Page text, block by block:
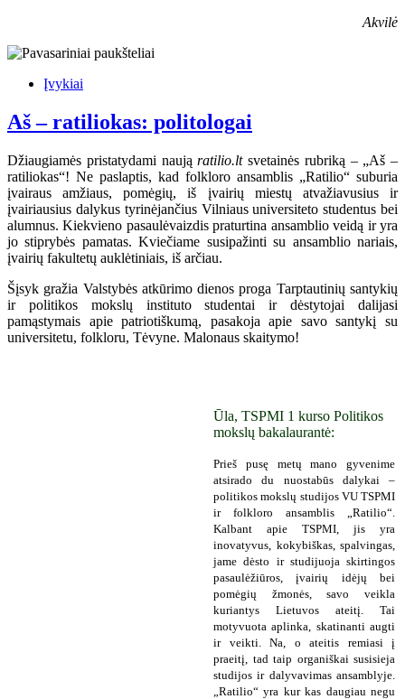
Akvilė
Įvykiai
Aš – ratiliokas: politologai
Džiaugiamės pristatydami naująratilio.ltsvetainės rubriką – „Aš –
ratiliokas“! Ne paslaptis, kad folkloro ansamblis „Ratilio“ suburia
įvairaus amžiaus, pomėgių, iš įvairių miestų atvažiavusius ir
įvairiausius dalykus tyrinėjančius Vilniaus universiteto studentus bei
alumnus. Kiekvieno pasaulėvaizdis praturtina ansamblio veidą ir yra
jo stiprybės pamatas. Kviečiame susipažinti su ansamblio nariais,
įvairių fakultetų auklėtiniais, iš arčiau.
Šįsyk gražia Valstybės atkūrimo dienos proga Tarptautinių santykių
ir politikos mokslų instituto studentai ir dėstytojai dalijasi
pamąstymais apie patriotiškumą, pasakoja apie savo santykį su
universitetu, folkloru, Tėvyne. Malonaus skaitymo!
Ūla, TSPMI 1 kurso Politikos
mokslų bakalaurantė:
Prieš pusę metų mano gyvenime
atsirado du nuostabūs dalykai –
politikos mokslų studijos VU TSPMI
ir folkloro ansamblis „Ratilio“.
Kalbant apie TSPMI, jis yra
inovatyvus, kokybiškas, spalvingas,
jame dėsto ir studijuoja skirtingos
pasaulėžiūros, įvairių idėjų bei
pomėgių žmonės, savo veikla
kuriantys Lietuvos ateitį. Tai
motyvuota aplinka, skatinanti augti
ir veikti. Na, o ateitis remiasi į
praeitį, tad taip organiškai susisieja
studijos ir dalyvavimas ansamblyje.
„Ratilio“ yra kur kas daugiau negu